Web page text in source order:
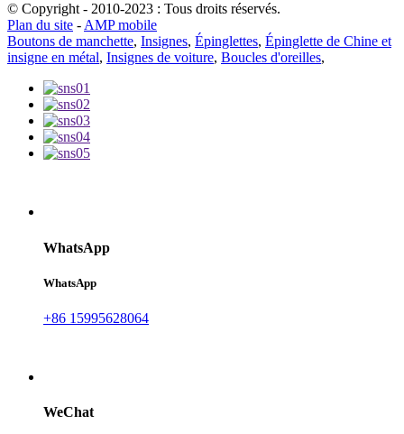
© Copyright - 2010-2023 : Tous droits réservés.
Plan du site - AMP mobile
Boutons de manchette, Insignes, Épinglettes, Épinglette de Chine et
insigne en métal, Insignes de voiture, Boucles d'oreilles,
WhatsApp
WhatsApp
+86 15995628064
WeChat